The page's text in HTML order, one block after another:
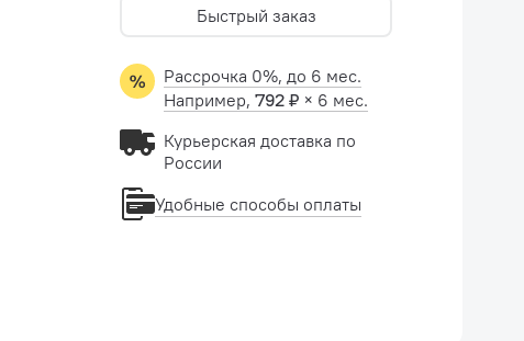
Быстрый заказ
Рассрочка 0%, до 6 мес.
Например, 792 ₽ × 6 мес.
Курьерская доставка по
России
Удобные способы оплаты